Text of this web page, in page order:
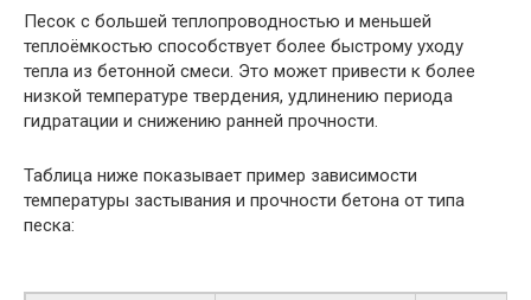
Песок с большей теплопроводностью и меньшей
теплоёмкостью способствует более быстрому уходу
тепла из бетонной смеси. Это может привести к более
низкой температуре твердения, удлинению периода
гидратации и снижению ранней прочности.
Таблица ниже показывает пример зависимости
температуры застывания и прочности бетона от типа
песка: